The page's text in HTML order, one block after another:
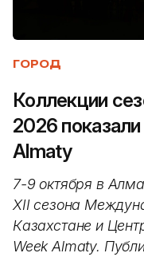
ГОРОД
Коллекции
2026
Almaty
7-9 октября в
XII сезона
Казахстане и
Week Almaty.